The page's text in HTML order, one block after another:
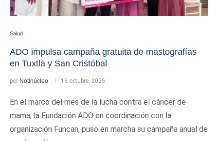
Salud
ADO impulsa campaña gratuita de mastografías
en Tuxtla y San Cristóbal
por Notinúcleo 16 octubre, 2025
En el marco del mes de la lucha contra el cáncer de
mama, la Fundación ADO en coordinación con la
organización Funcan, puso en marcha su campaña anual de